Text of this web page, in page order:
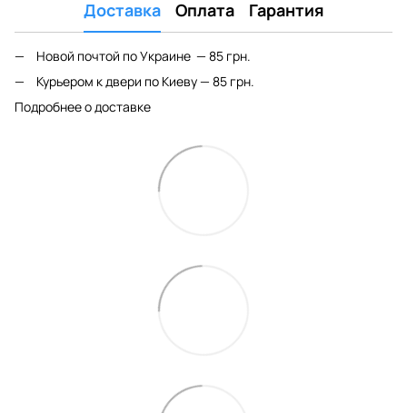
Доставка Оплата Гарантия
Новой почтой по Украине — 85 грн.
Курьером к двери по Киеву — 85 грн.
Подробнее о доставке